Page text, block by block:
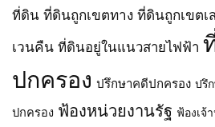
ระ
บัญญัติ
ประกอบ
กิจการ
พลังงาน
กิจการ
พ.ศ.
ที่ดิน ที่ดินถูกเขตทาง ที่ดินถูกเขตเ
เวนคืน ที่ดินอยู่ในแนวสายไฟฟ้า
ปกครอง ปรึกษาคดีปกครอง ปรึ
ปกครอง ฟ้องหน่วยงานรัฐ ฟ้องเจ้